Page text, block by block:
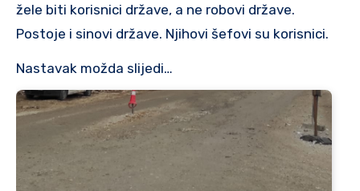
žele biti korisnici države, a ne robovi države.
Postoje i sinovi države. Njihovi šefovi su korisnici.
Nastavak možda slijedi…